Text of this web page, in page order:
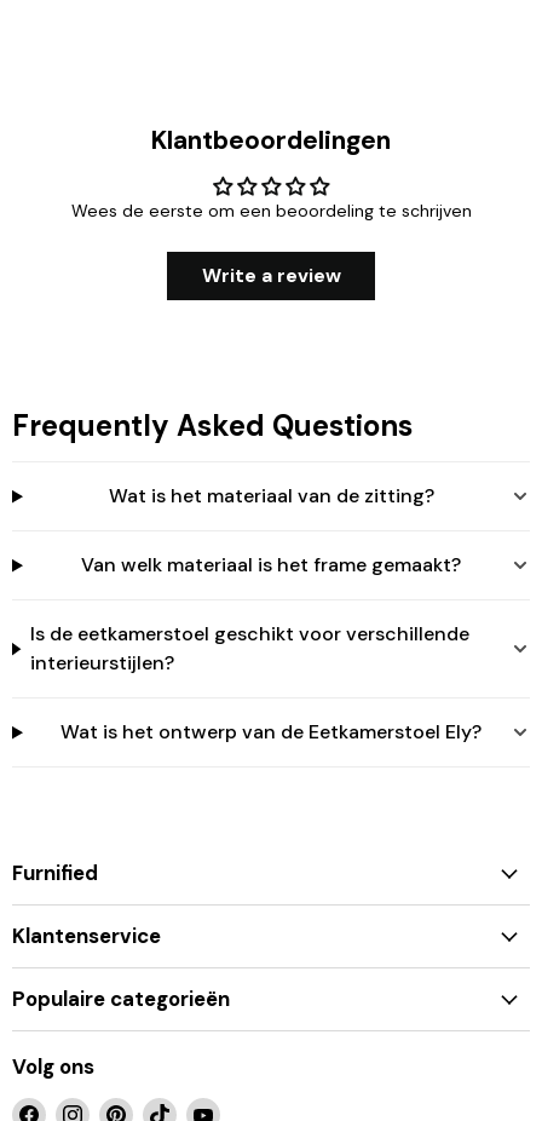
Klantbeoordelingen
Wees de eerste om een beoordeling te schrijven
Write a review
Frequently Asked Questions
Wat is het materiaal van de zitting?
Van welk materiaal is het frame gemaakt?
Is de eetkamerstoel geschikt voor verschillende
interieurstijlen?
Wat is het ontwerp van de Eetkamerstoel Ely?
Furnified
Klantenservice
Populaire categorieën
Volg ons
Vind Vind Vind Vind Vind